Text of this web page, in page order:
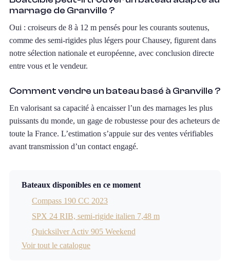
marnage de Granville ?
Oui : croiseurs de 8 à 12 m pensés pour les courants soutenus,
comme des semi-rigides plus légers pour Chausey, figurent dans
notre sélection nationale et européenne, avec conclusion directe
entre vous et le vendeur.
Comment vendre un bateau basé à Granville ?
En valorisant sa capacité à encaisser l’un des marnages les plus
puissants du monde, un gage de robustesse pour des acheteurs de
toute la France. L’estimation s’appuie sur des ventes vérifiables
avant transmission d’un contact engagé.
Bateaux disponibles en ce moment
Compass 190 CC 2023
SPX 24 RIB, semi-rigide italien 7,48 m
Quicksilver Activ 905 Weekend
Voir tout le catalogue